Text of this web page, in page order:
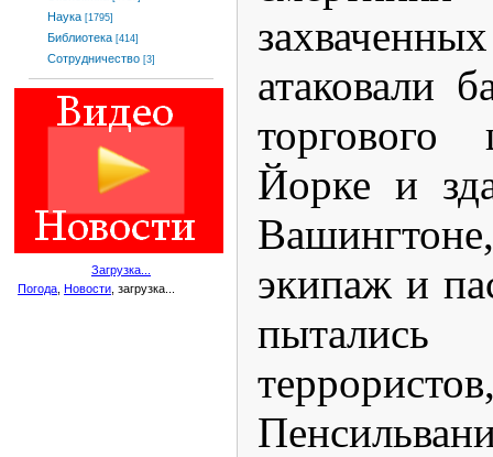
Наука [1795]
Библиотека [414]
Сотрудничество [3]
Загрузка...
Погода Новости , загрузка...
атаковали
Йорке и
экипаж и
пытались